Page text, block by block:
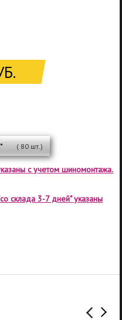
( 80 шт.)
с учетом шиномонтажа.
склада 3-7 дней" указаны